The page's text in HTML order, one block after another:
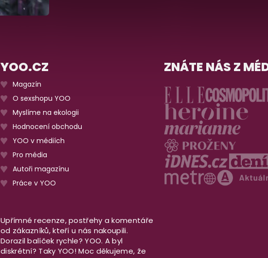
YOO.CZ
Magazín
O sexshopu YOO
Myslíme na ekologii
Hodnocení obchodu
YOO v médiích
Pro média
Autoři magazínu
Práce v YOO
ZNÁTE NÁS Z
Upřímné recenze, postřehy a komentáře
od zákazníků, kteří u nás nakoupili.
Dorazil balíček rychle? YOO. A byl
diskrétní? Taky YOO! Moc děkujeme, že